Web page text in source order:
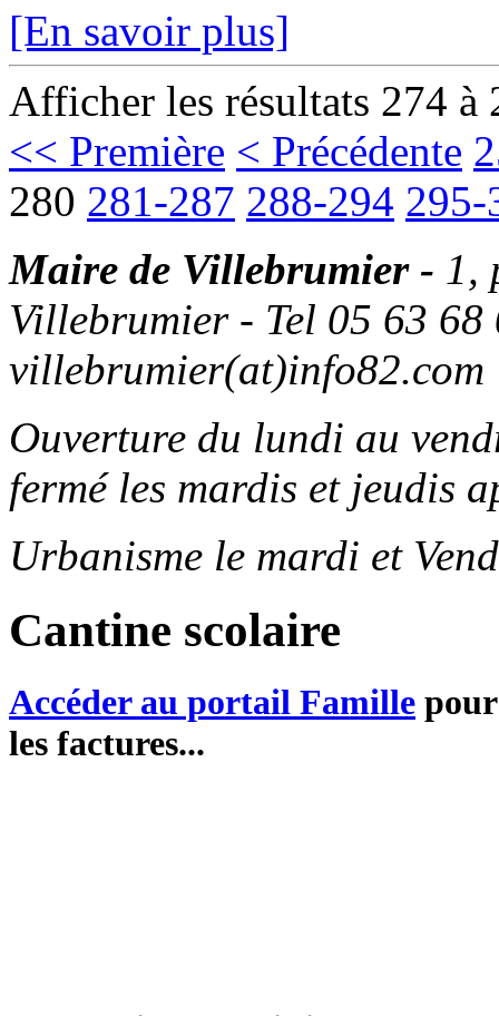
[En savoir plus]
Afficher les résultats 274 à
<< Première < Précédente
280 281-287 288-294 295-
Maire de Villebrumier - 1,
Villebrumier - Tel 05 63
villebrumier(at)info82.com
Ouverture du lundi au
fermé les mardis et jeudis
Urbanisme le mardi et
Cantine scolaire
Accéder au portail Famille
les factures...